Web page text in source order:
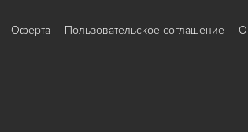
Оферта Пользовательское соглашение